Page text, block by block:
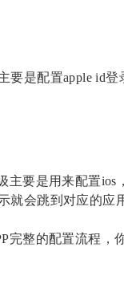
要是配置apple id
主要是用来配置
就会跳到对应的应
完整的配置流程，